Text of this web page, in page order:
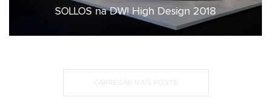
14 de setembro de 2018
SOLLOS na DW! High Design 2018